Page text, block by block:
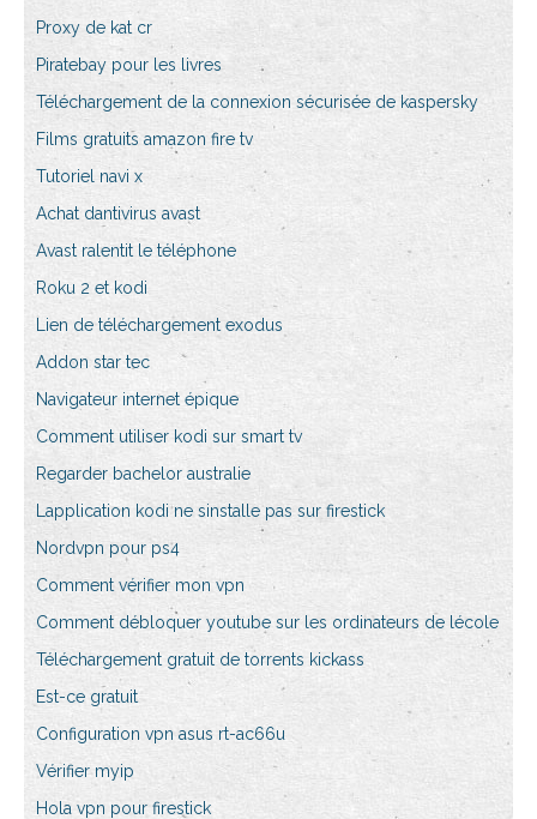
Proxy de kat cr
Piratebay pour les livres
Téléchargement de la connexion sécurisée de kaspersky
Films gratuits amazon fire tv
Tutoriel navi x
Achat dantivirus avast
Avast ralentit le téléphone
Roku 2 et kodi
Lien de téléchargement exodus
Addon star tec
Navigateur internet épique
Comment utiliser kodi sur smart tv
Regarder bachelor australie
Lapplication kodi ne sinstalle pas sur firestick
Nordvpn pour ps4
Comment vérifier mon vpn
Comment débloquer youtube sur les ordinateurs de lécole
Téléchargement gratuit de torrents kickass
Est-ce gratuit
Configuration vpn asus rt-ac66u
Vérifier myip
Hola vpn pour firestick